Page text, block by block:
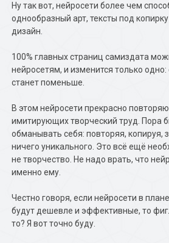
Ну так вот, нейросети более чем
однообразный арт, тексты под
дизайн.
100% главных страниц самиздата
нейросетям, и изменится только одно:
станет поменьше.
В этом нейросети прекрасно
имитирующих творческий труд. Пора
обманывать себя: повторяя, копируя,
ничего уникального. Это всё ещё
не творчество. Не надо врать, что
именно ему.
Честно говоря, если нейросети в
будут дешевле и эффективные, то
то? Я вот точно буду.